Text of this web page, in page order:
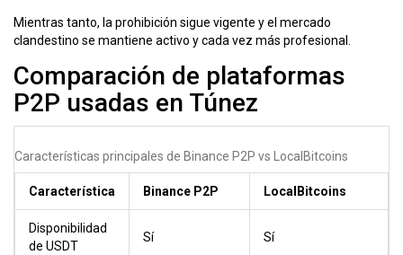
Mientras tanto, la prohibición sigue vigente y el mercado
clandestino se mantiene activo y cada vez más profesional.
Comparación de plataformas
P2P usadas en Túnez
Características principales de Binance P2P vs LocalBitcoins
Característica Binance P2P LocalBitcoins
Disponibilidad
de USDT
Sí Sí